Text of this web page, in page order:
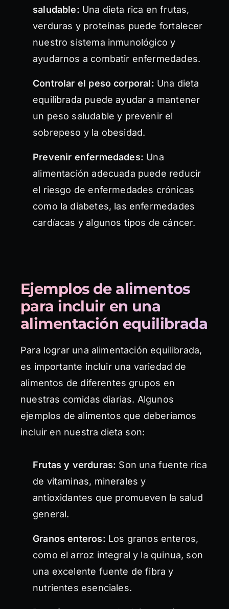
saludable: Una dieta rica en frutas,
verduras y proteínas puede fortalecer
nuestro sistema inmunológico y
ayudarnos a combatir enfermedades.
Controlar el peso corporal: Una dieta
equilibrada puede ayudar a mantener
un peso saludable y prevenir el
sobrepeso y la obesidad.
Prevenir enfermedades: Una
alimentación adecuada puede reducir
el riesgo de enfermedades crónicas
como la diabetes, las enfermedades
cardíacas y algunos tipos de cáncer.
Ejemplos de alimentos
para incluir en una
alimentación equilibrada
Para lograr una alimentación equilibrada,
es importante incluir una variedad de
alimentos de diferentes grupos en
nuestras comidas diarias. Algunos
ejemplos de alimentos que deberíamos
incluir en nuestra dieta son:
Frutas y verduras: Son una fuente rica
de vitaminas, minerales y
antioxidantes que promueven la salud
general.
Granos enteros: Los granos enteros,
como el arroz integral y la quinua, son
una excelente fuente de fibra y
nutrientes esenciales.